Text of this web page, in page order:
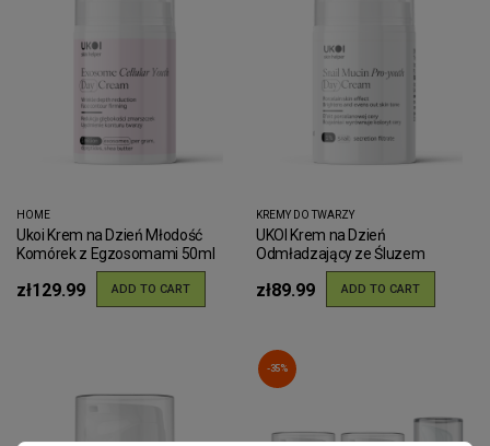
HOME
Ukoi Krem na Dzień Młodość
Komórek z Egzosomami 50ml
zł129.99 ADD TO CART
KREMY DO TWARZY
UKOI Krem na Dzień
Odmładzający ze Śluzem
zł89.99 ADD TO CART
-35%